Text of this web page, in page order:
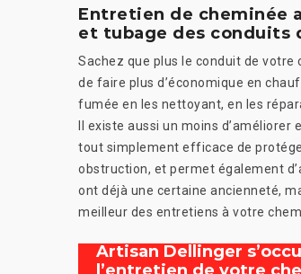
Entretien de cheminée
et tubage des conduits
Sachez que plus le conduit de
de faire plus d’économique en
fumée en les nettoyant, en les
Il existe aussi un moins
tout simplement efficace de
obstruction, et permet également
ont déjà une certaine ancienneté,
meilleur des entretiens à votre
Artisan Dellinger